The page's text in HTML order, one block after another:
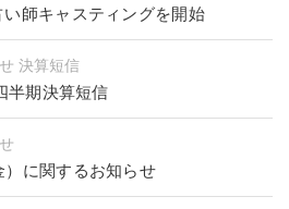
師キャスティングを開始
決算短信
期決算短信
に関するお知らせ